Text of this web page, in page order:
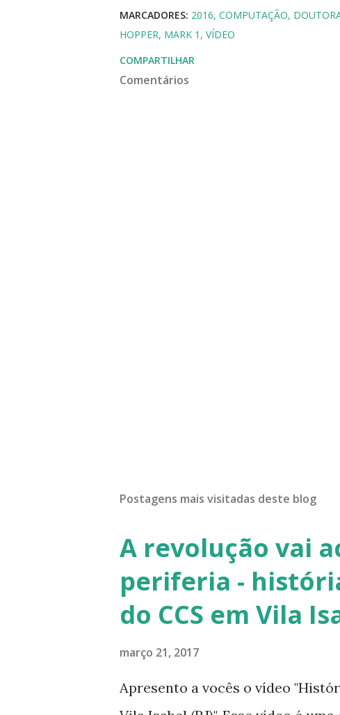
MARCADORES: 2016 COMPUTAÇÃO
HOPPER MARK 1 VÍDEO
COMPARTILHAR
Comentários
Postagens mais visitadas deste blog
A revolução vai
periferia -
do CCS em Vila
março 21, 2017
Apresento a vocês o vídeo